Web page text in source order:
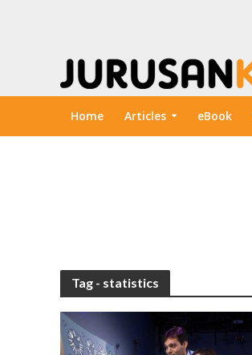
Home Articles eBook
Tag - statistics